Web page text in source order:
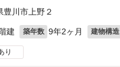
豊川市上野２
建 築年数 9年2ヶ月 建物構造
り